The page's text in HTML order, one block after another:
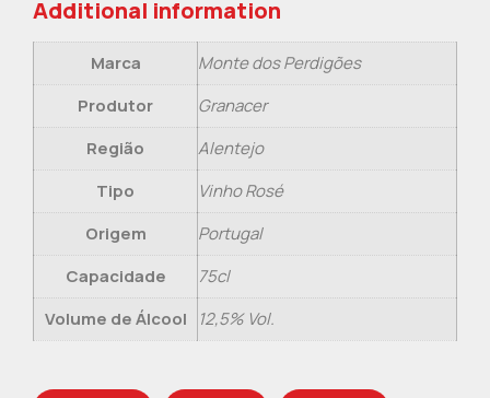
Additional information
Marca
Monte dos Perdigões
Produtor
Granacer
Região
Alentejo
Tipo
Vinho Rosé
Origem
Portugal
Capacidade
75cl
Volume de Álcool
12,5% Vol.